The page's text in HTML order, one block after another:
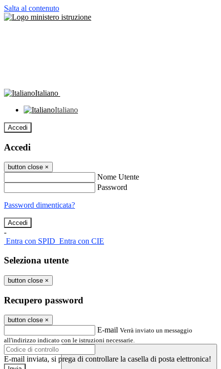
Salta al contenuto
Italiano
Italiano
Accedi
Accedi
button close ×
Nome Utente
Password
Password dimenticata?
-
Entra con SPID Entra con CIE
Seleziona utente
button close ×
Recupero password
button close ×
E-mail Verrà inviato un messaggio
all'indirizzo indicato con le istruzioni necessarie.
E-mail inviata, si prega di controllare la casella di posta elettronica!